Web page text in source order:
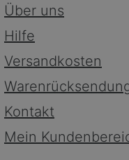
Über uns
Hilfe
Versandkosten
Kontakt
Mein